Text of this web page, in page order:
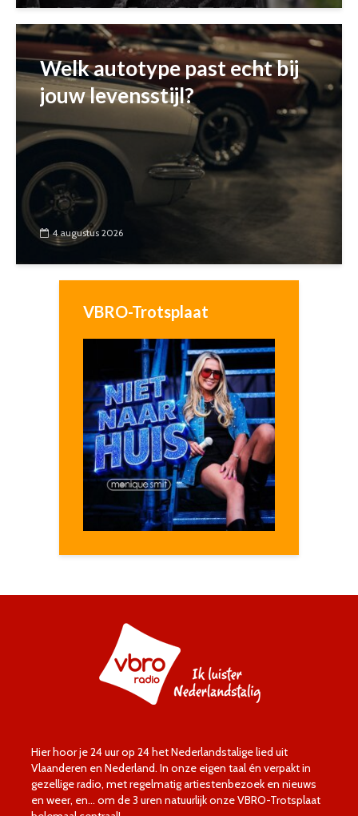
Welk autotype past echt bij
jouw levensstijl?
4 augustus 2026
VBRO-Trotsplaat
Hier hoor je 24 uur op 24 het Nederlandstalige lied uit
Vlaanderen en Nederland. In onze eigen taal én verpakt in
gezellige radio, met regelmatig artiestenbezoek en nieuws
en weer, en… om de 3 uren natuurlijk onze VBRO-Trotsplaat